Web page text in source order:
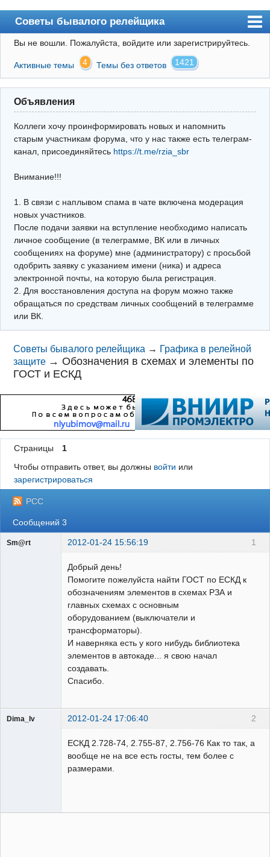
Советы бывалого релейщика
Форум
Правила
Поиск
Регистрация
Архив
Почта
Поиск релейщика
Видео РЗиА
Фотохостинг
Телеграм
Вы не вошли. Пожалуйста, войдите или зарегистрируйтесь.
Активные темы 4 Темы без ответов 1421
Объявления
Коллеги хочу проинформировать новых и напомнить
старым участникам форума, что у нас также есть телеграм-
канал, присоединяйтесь https://t.me/rzia_sbr
Внимание!!!
1. В связи с наплывом спама в чате включена модерация
новых участников.
После подачи заявки на вступление необходимо написать
личное сообщение (в телеграмме, ВК или в личных
сообщениях на форуме) мне (администратору) с просьбой
одобрить заявку с указанием имени (ника) и адреса
электронной почты, на которую была регистрация.
2. Для восстановления доступа на форум можно также
обращаться по средствам личных сообщений в телеграмме
или ВК.
Советы бывалого релейщика → Графика в релейной
защите →Обозначения в схемах и элементы по
ГОСТ и ЕСКД
Страницы
1
Чтобы отправить ответ, вы должны войти или
зарегистрироваться
РСС
Сообщений 3
1
Sm@rt 2012-01-24 15:56:19
Добрый день!
Помогите пожелуйста найти ГОСТ по ЕСКД к
обозначениям элементов в схемах РЗА и
главных схемах с основным
оборудованием (выключатели и
трансформаторы).
И наверняка есть у кого нибудь библиотека
элементов в автокаде... я свою начал
создавать.
Спасибо.
2
Dima_Iv 2012-01-24 17:06:40
ЕСКД 2.728-74, 2.755-87, 2.756-76 Как то так, а
вообще не на все есть госты, тем более с
размерами.